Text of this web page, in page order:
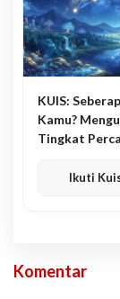
KUIS:
Kamu?
Tingkat
Ikuti
Komentar